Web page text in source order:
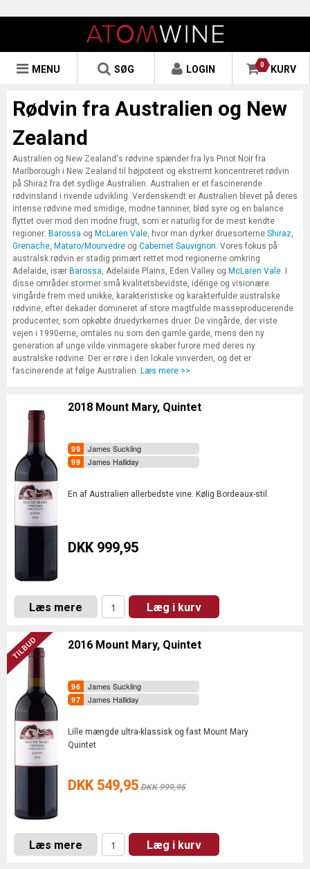
0 KURV
LOGIN
SØG
MENU
Rødvin fra Australien og New
Zealand
Australien og New Zealand's rødvine spænder fra lys Pinot Noir fra
Marlborough i New Zealand til højpotent og ekstremt koncentreret rødvin
på Shiraz fra det sydlige Australien. Australien er et fascinerende
rødvinsland i rivende udvikling. Verdenskendt er Australien blevet på deres
intense rødvine med smidige, modne tanniner, blød syre og en balance
flyttet over mod den modne frugt, som er naturlig for de mest kendte
regioner: Barossa og McLaren Vale, hvor man dyrker druesorterne Shiraz,
Grenache, Mataro/Mourvedre og Cabernet Sauvignon. Vores fokus på
australsk rødvin er stadig primært rettet mod regionerne omkring
Adelaide, især Barossa, Adelaide Plains, Eden Valley og McLaren Vale. I
disse områder stormer små kvalitetsbevidste, idérige og visionære
vingårde frem med unikke, karakteristiske og karakterfulde australske
rødvine, efter dekader domineret af store magtfulde masseproducerende
producenter, som opkøbte druedyrkernes druer. De vingårde, der viste
vejen i 1990erne, omtales nu som den gamle garde, mens den ny
generation af unge vilde vinmagere skaber furore med deres ny
australske rødvine. Der er røre i den lokale vinverden, og det er
fascinerende at følge Australien. Læs mere >>
2018 Mount Mary, Quintet
James Suckling
James Halliday
En af Australien allerbedste vine. Kølig Bordeaux-stil.
DKK 999,95
Læs mere Læg i kurv
2016 Mount Mary, Quintet
James Suckling
James Halliday
Lille mængde ultra-klassisk og fast Mount Mary
Quintet
DKK 549,95 DKK 999,95
Læs mere Læg i kurv